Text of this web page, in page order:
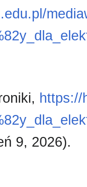
https://
9, 2026).